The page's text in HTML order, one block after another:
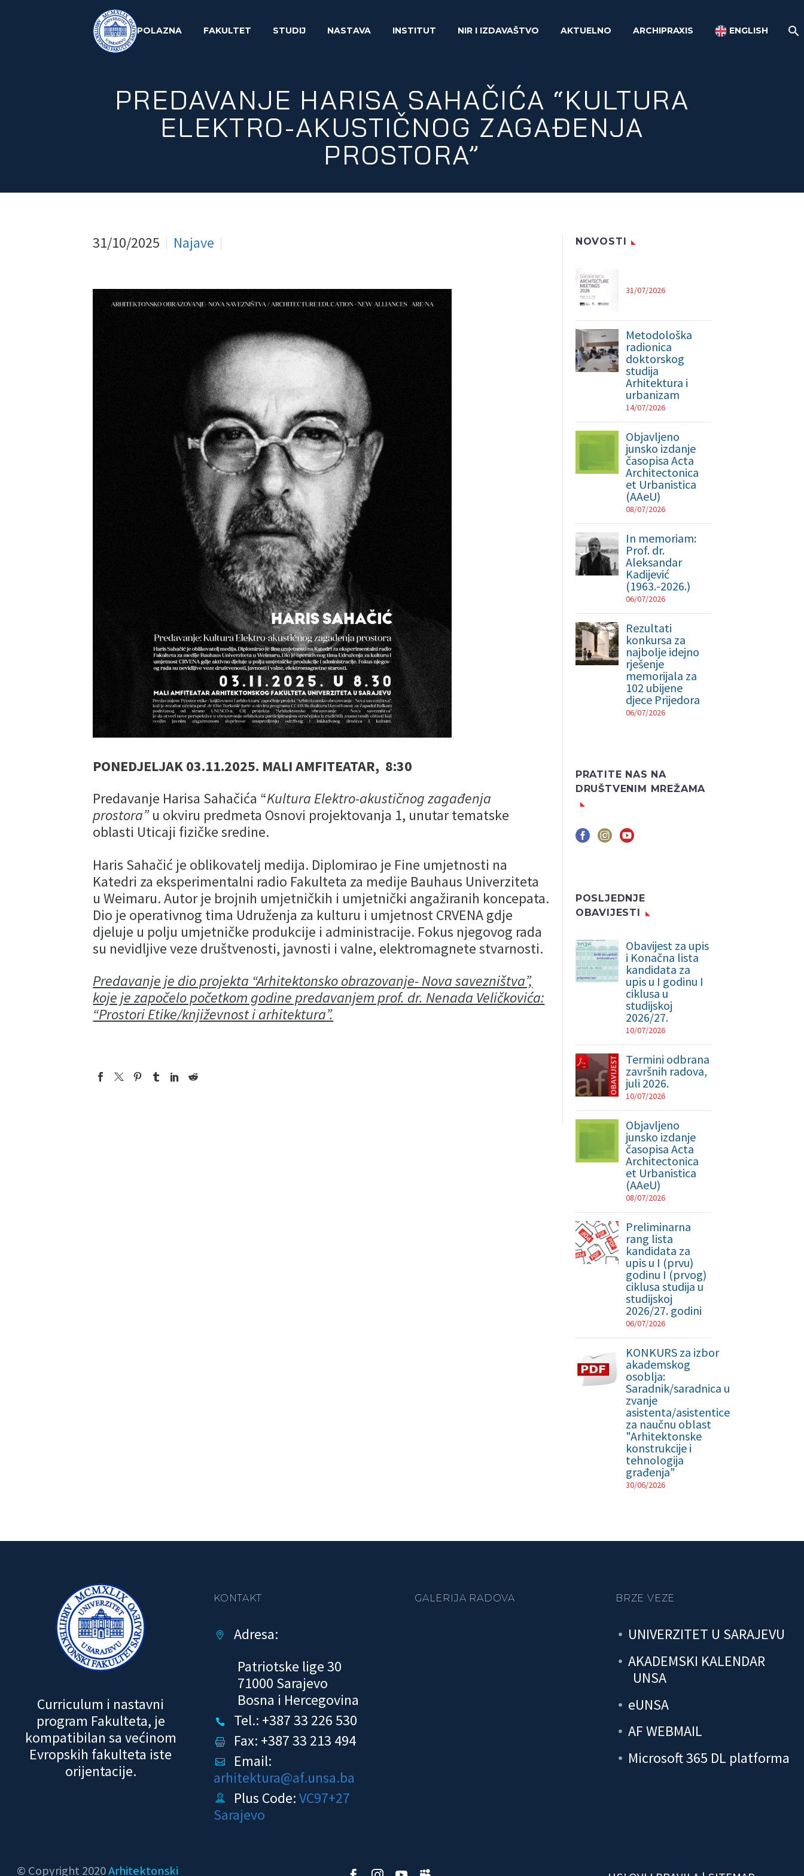
POLAZNA FAKULTET STUDIJ NASTAVA INSTITUT NIR I IZDAVAŠTVO AKTUELNO ARCHIPRAXIS ENGLISH
PREDAVANJE HARISA SAHAČIĆA “KULTURA
ELEKTRO-AKUSTIČNOG ZAGAĐENJA
PROSTORA”
31/10/2025 Najave
PONEDJELJAK 03.11.2025. MALI AMFITEATAR, 8:30
Predavanje Harisa Sahačića “Kultura Elektro-akustičnog zagađenja
prostora”u okviru predmeta Osnovi projektovanja 1, unutar tematske
oblasti Uticaji fizičke sredine.
Haris Sahačić je oblikovatelj medija. Diplomirao je Fine umjetnosti na
Katedri za eksperimentalni radio Fakulteta za medije Bauhaus Univerziteta
u Weimaru. Autor je brojnih umjetničkih i umjetnički angažiranih koncepata.
Dio je operativnog tima Udruženja za kulturu i umjetnost CRVENA gdje
djeluje u polju umjetničke produkcije i administracije. Fokus njegovog rada
su nevidljive veze društvenosti, javnosti i valne, elektromagnete stvarnosti.
Predavanje je dio projekta “Arhitektonsko obrazovanje- Nova savezništva”,
koje je započelo početkom godine predavanjem prof. dr. Nenada Veličkovića:
“Prostori Etike/književnost i arhitektura”.
NOVOSTI
31/07/2026
Metodološka
radionica
doktorskog
studija
Arhitektura i
urbanizam
14/07/2026
Objavljeno
junsko izdanje
časopisa Acta
Architectonica
et Urbanistica
(AAeU)
08/07/2026
In memoriam:
Prof. dr.
Aleksandar
Kadijević
(1963.-2026.)
06/07/2026
Rezultati
konkursa za
najbolje idejno
rješenje
memorijala za
102 ubijene
djece Prijedora
06/07/2026
PRATITE NAS NA
DRUŠTVENIM MREŽAMA
POSLJEDNJE
OBAVIJESTI
Obavijest za upis
i Konačna lista
kandidata za
upis u I godinu I
ciklusa u
studijskoj
2026/27.
10/07/2026
Termini odbrana
završnih radova,
juli 2026.
10/07/2026
Objavljeno
junsko izdanje
časopisa Acta
Architectonica
et Urbanistica
(AAeU)
08/07/2026
Preliminarna
rang lista
kandidata za
upis u I (prvu)
godinu I (prvog)
ciklusa studija u
studijskoj
2026/27. godini
06/07/2026
KONKURS za izbor
akademskog
osoblja:
Saradnik/saradnica u
zvanje
asistenta/asistentice
za naučnu oblast
"Arhitektonske
konstrukcije i
tehnologija
građenja"
30/06/2026
Curriculum i nastavni
program Fakulteta, je
kompatibilan sa većinom
Evropskih fakulteta iste
orijentacije.
KONTAKT


Adresa:
Patriotske lige 30
71000 Sarajevo
Bosna i Hercegovina

 Tel.: +387 33 226 530

 Fax: +387 33 213 494


Email:
arhitektura@af.unsa.ba

 Plus Code:VC97+27
Sarajevo
GALERIJA RADOVA BRZE VEZE
UNIVERZITET U SARAJEVU
AKADEMSKI KALENDAR
UNSA
eUNSA
AF WEBMAIL
Microsoft 365 DL platforma
© Copyright 2020Arhitektonski